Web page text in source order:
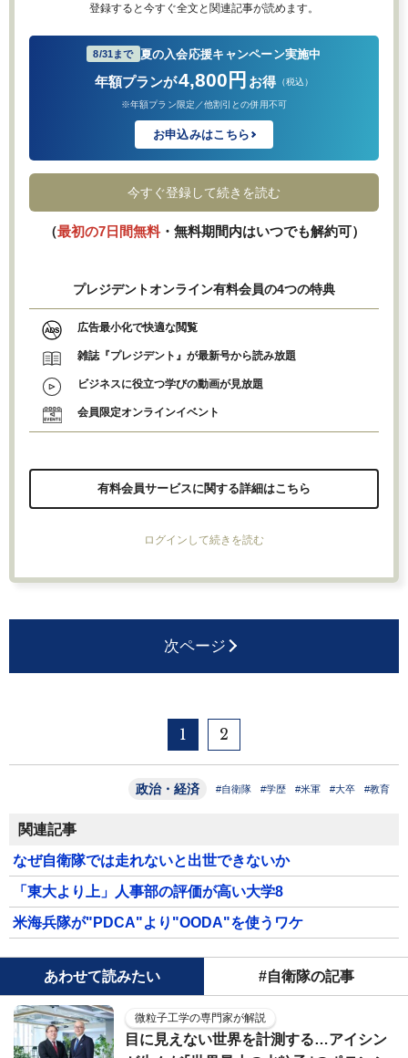
登録すると今すぐ全文と関連記事が読めます。
8/31まで 夏の入会応援キャンペーン実施中
年額プランが4,800円 お得 （税込）
※年額プラン限定／他割引との併用不可
お申込みはこちら
今すぐ登録して続きを読む
（最初の7日間無料・無料期間内はいつでも解約可）
プレジデントオンライン有料会員の4つの特典
広告最小化で快適な閲覧
雑誌『プレジデント』が最新号から読み放題
ビジネスに役立つ学びの動画が見放題
会員限定オンラインイベント
有料会員サービスに関する詳細はこちら
ログインして続きを読む
次ページ
1 2
政治・経済 #自衛隊 #学歴 #米軍 #大卒 #教育
関連記事
なぜ自衛隊では走れないと出世できないか
「東大より上」人事部の評価が高い大学8
米海兵隊が"PDCA"より"OODA"を使うワケ
あわせて読みたい #自衛隊の記事
微粒子工学の専門家が解説
目に見えない世界を計測する…アイシン